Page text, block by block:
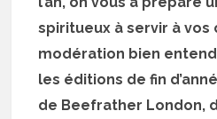
spiritueux à servir à vos
modération bien
les éditions de fin
de Beefrather London,